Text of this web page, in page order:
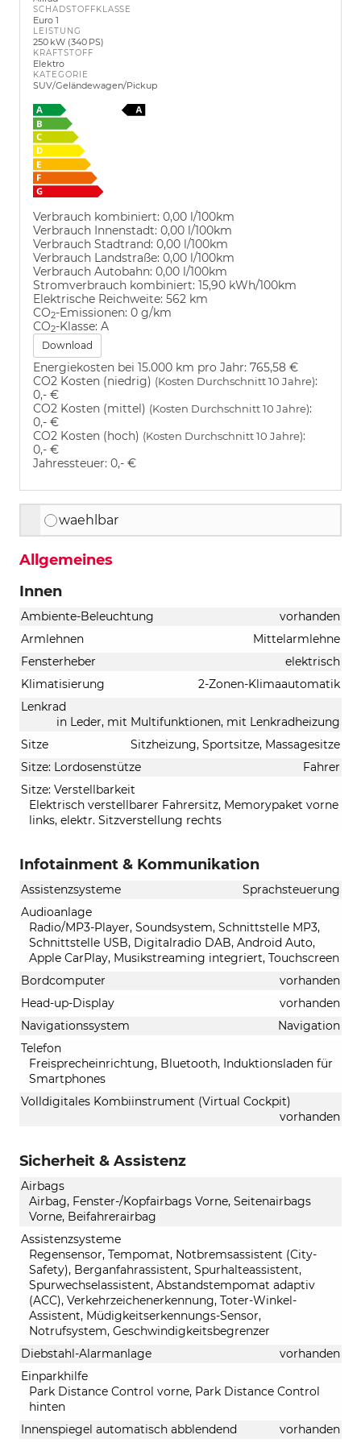
SCHADSTOFFKLASSE
Euro 1
LEISTUNG
250 kW (340 PS)
KRAFTSTOFF
Elektro
KATEGORIE
SUV/Geländewagen/Pickup
Verbrauch kombiniert: 0,00 l/100km
Verbrauch Innenstadt: 0,00 l/100km
Verbrauch Stadtrand: 0,00 l/100km
Verbrauch Landstraße: 0,00 l/100km
Verbrauch Autobahn: 0,00 l/100km
Stromverbrauch kombiniert: 15,90 kWh/100km
Elektrische Reichweite: 562 km
CO2-Emissionen: 0 g/km
CO2-Klasse: A
Download
Energiekosten bei 15.000 km pro Jahr: 765,58 €
CO2 Kosten (niedrig) (Kosten Durchschnitt 10 Jahre):
0,- €
CO2 Kosten (mittel) (Kosten Durchschnitt 10 Jahre):
0,- €
CO2 Kosten (hoch) (Kosten Durchschnitt 10 Jahre):
0,- €
Jahressteuer: 0,- €
waehlbar
Allgemeines
Innen
Ambiente-Beleuchtung
vorhanden
Armlehnen
Mittelarmlehne
Fensterheber
elektrisch
Klimatisierung
2-Zonen-Klimaautomatik
Lenkrad
in Leder, mit Multifunktionen, mit Lenkradheizung
Sitze
Sitzheizung, Sportsitze, Massagesitze
Sitze: Lordosenstütze
Fahrer
Sitze: Verstellbarkeit
Elektrisch verstellbarer Fahrersitz, Memorypaket vorne
links, elektr. Sitzverstellung rechts
Infotainment & Kommunikation
Assistenzsysteme
Sprachsteuerung
Audioanlage
Radio/MP3-Player, Soundsystem, Schnittstelle MP3,
Schnittstelle USB, Digitalradio DAB, Android Auto,
Apple CarPlay, Musikstreaming integriert, Touchscreen
Bordcomputer
vorhanden
Head-up-Display
vorhanden
Navigationssystem
Navigation
Telefon
Freisprecheinrichtung, Bluetooth, Induktionsladen für
Smartphones
Volldigitales Kombiinstrument (Virtual Cockpit)
vorhanden
Sicherheit & Assistenz
Airbags
Airbag, Fenster-/Kopfairbags Vorne, Seitenairbags
Vorne, Beifahrerairbag
Assistenzsysteme
Regensensor, Tempomat, Notbremsassistent (City-
Safety), Berganfahrassistent, Spurhalteassistent,
Spurwechselassistent, Abstandstempomat adaptiv
(ACC), Verkehrzeichenerkennung, Toter-Winkel-
Assistent, Müdigkeitserkennungs-Sensor,
Notrufsystem, Geschwindigkeitsbegrenzer
Diebstahl-Alarmanlage
vorhanden
Einparkhilfe
Park Distance Control vorne, Park Distance Control
hinten
Innenspiegel automatisch abblendend
vorhanden